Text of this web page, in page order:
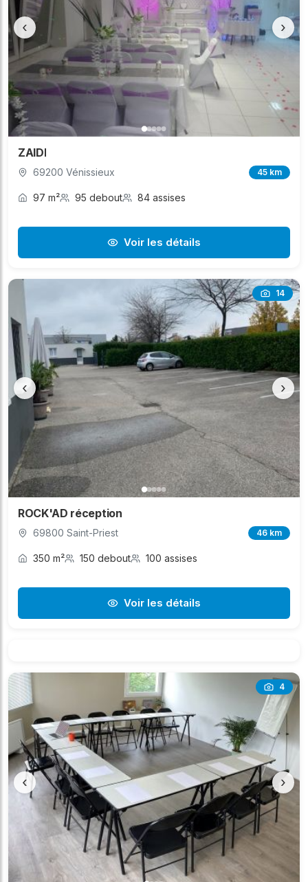
‹ ›
ZAIDI
69200 Vénissieux 45 km
97 m² 95 debout 84 assises
Voir les détails
14
‹ ›
ROCK'AD réception
69800 Saint-Priest 46 km
350 m² 150 debout 100 assises
Voir les détails
4
‹ ›